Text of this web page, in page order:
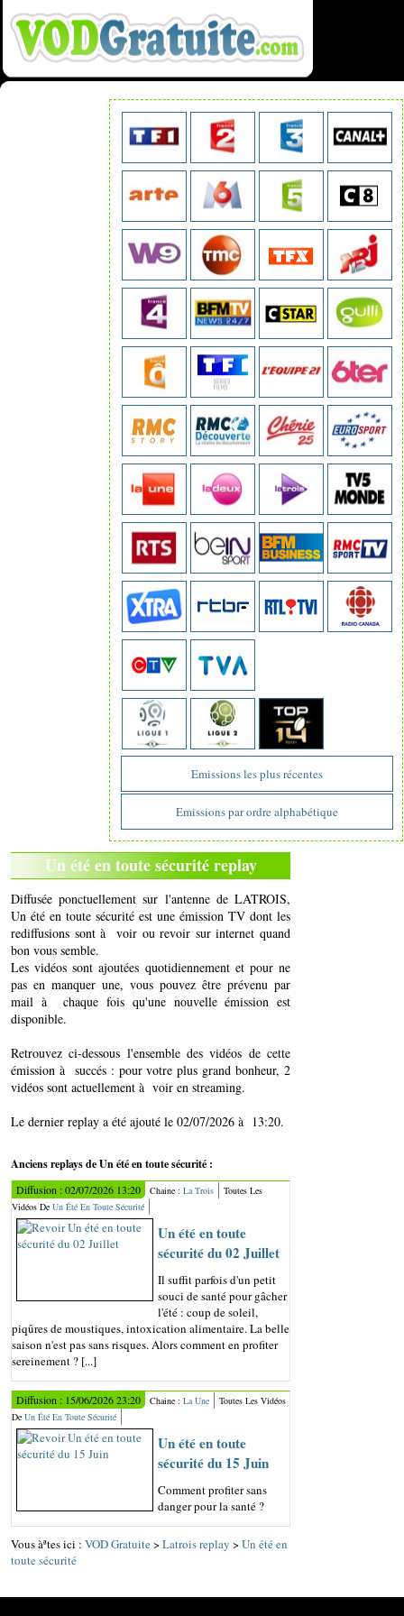
Emissions les plus récentes
Emissions par ordre alphabétique
Un été en toute sécurité replay
Diffusée ponctuellement sur l'antenne de LATROIS,
Un été en toute sécurité est une émission TV dont les
rediffusions sont à voir ou revoir sur internet quand
bon vous semble.
Les vidéos sont ajoutées quotidiennement et pour ne
pas en manquer une, vous pouvez être prévenu par
mail à chaque fois qu'une nouvelle émission est
disponible.
Retrouvez ci-dessous l'ensemble des vidéos de cette
émission à succés : pour votre plus grand bonheur, 2
vidéos sont actuellement à voir en streaming.
Le dernier replay a été ajouté le 02/07/2026 à 13:20.
Anciens replays de Un été en toute sécurité :
Diffusion : 02/07/2026 13:20 Chaine : La Trois
Toutes Les
Vidéos De Un Été En Toute Sécurité
Un été en toute
sécurité du 02 Juillet
Il suffit parfois d'un petit
souci de santé pour gâcher
l'été : coup de soleil,
piqûres de moustiques, intoxication alimentaire. La belle
saison n'est pas sans risques. Alors comment en profiter
sereinement ? [...]
Diffusion : 15/06/2026 23:20 Chaine : La Une
Toutes Les Vidéos
De Un Été En Toute Sécurité
Un été en toute
sécurité du 15 Juin
Comment profiter sans
danger pour la santé ?
Vous àªtes ici : VOD Gratuite>Latrois replay >Un été en
toute sécurité